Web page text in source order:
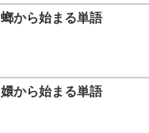
螂から始まる単語
嬛から始まる単語